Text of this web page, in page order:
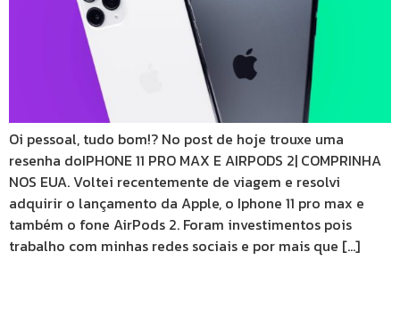
Oi pessoal, tudo bom!? No post de hoje trouxe uma
resenha doIPHONE 11 PRO MAX E AIRPODS 2| COMPRINHA
NOS EUA. Voltei recentemente de viagem e resolvi
adquirir o lançamento da Apple, o Iphone 11 pro max e
também o fone AirPods 2. Foram investimentos pois
trabalho com minhas redes sociais e por mais que […]